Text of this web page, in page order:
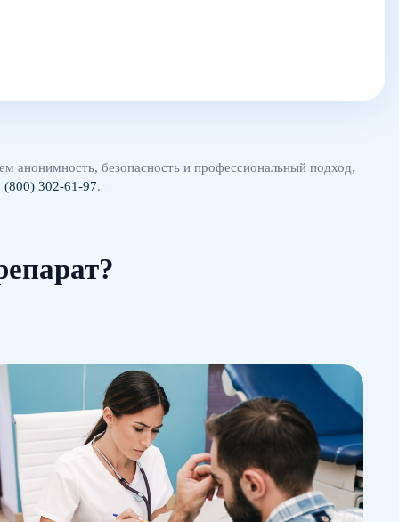
анонимность, безопасность и профессиональный подход,
(800) 302-61-97.